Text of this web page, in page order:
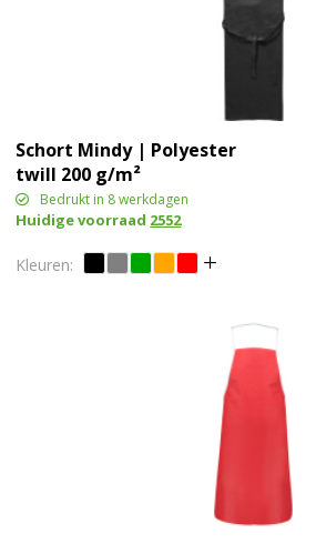
Schort Mindy | Polyester
twill 200 g/m²
Bedrukt in 8 werkdagen
Huidige voorraad 2552